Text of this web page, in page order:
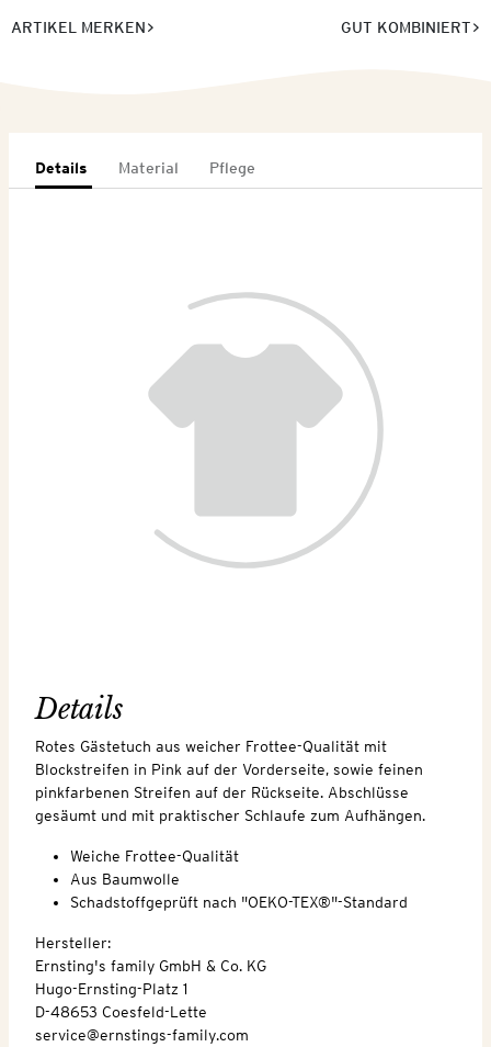
ARTIKEL MERKEN GUT KOMBINIERT
Details Material Pflege
Details
Rotes Gästetuch aus weicher Frottee-Qualität mit
Blockstreifen in Pink auf der Vorderseite, sowie feinen
pinkfarbenen Streifen auf der Rückseite. Abschlüsse
gesäumt und mit praktischer Schlaufe zum Aufhängen.
Weiche Frottee-Qualität
Aus Baumwolle
Schadstoffgeprüft nach "OEKO-TEX®"-Standard
Hersteller:
Ernsting's family GmbH & Co. KG
Hugo-Ernsting-Platz 1
D-48653 Coesfeld-Lette
service@ernstings-family.com